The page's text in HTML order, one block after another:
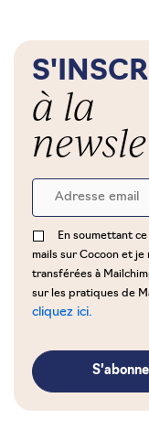
à la
En soumettant
mails sur Cocoon et
transférées à
sur les pratiques de
cliquez ici.